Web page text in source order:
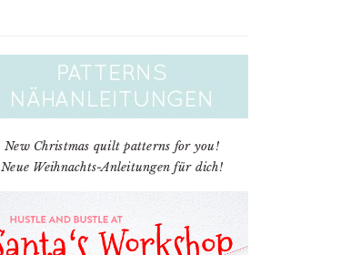
New Christmas quilt patterns for you!
Neue Weihnachts-Anleitungen für dich!